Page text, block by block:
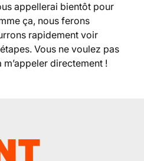
appellerai bientôt pour
ça, nous ferons
rapidement voir
Vous ne voulez pas
m’appeler directement !